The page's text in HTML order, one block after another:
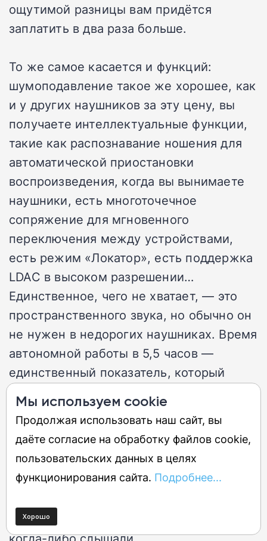
ощутимой разницы вам придётся
заплатить в два раза больше.
То же самое касается и функций:
шумоподавление такое же хорошее, как
и у других наушников за эту цену, вы
получаете интеллектуальные функции,
такие как распознавание ношения для
автоматической приостановки
воспроизведения, когда вы вынимаете
наушники, есть многоточечное
сопряжение для мгновенного
переключения между устройствами,
есть режим «Локатор», есть поддержка
LDAC в высоком разрешении…
Единственное, чего не хватает, — это
пространственного звука, но обычно он
не нужен в недорогих наушниках. Время
автономной работы в 5,5 часов —
единственный показатель, который
ниже среднего, но мы вполне можем с
этим смириться.
Покупайте, если:
✅ Вам нужно мощное
лучшая шумоизоляция, которую мы
Мы используем cookie
Продолжая использовать наш сайт, вы
даёте согласие на обработку файлов cookie,
пользовательских данных в целях
функционирования сайта. Подробнее...